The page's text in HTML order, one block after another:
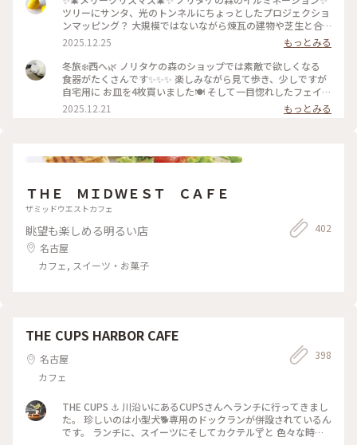
ツリーにサンタ、光のトンネルにちょっとしたプロジェクショ
ンマッピング？ 大規模ではないながら煉瓦の建物や芝生と合
っていて素敵でした🎄 #名古屋 #則武 #ノリタケの森 #クリス
マス #イルミネーション #ことりっぷと一緒 #ことりっぷ
2025.12.25
もっとみる
冬旅❄️西へ🌿 ノリタケの森のショップでは素敵で欲しくなる
食器がたくさんです✨✨✨ 楽しみながら見て歩き、少しですが
自宅用に お皿を4枚買いました🍽️ そして一目惚れしたフェイラ
ーとノリタケ コラボのハンドタオル🩵はやっぱりちょっと お
高いので(笑)悩みましたが…旅の記念🤗 でお持ち帰りしまし
スマスバージョン🎄が可愛いです🤍 バケットを使ったフレン
自宅への おみやげ🤭帰宅後美味しく頂きました♡ #ことりっぷ
と一緒 #ことりっぷ名古屋 #ノリタケの森 #食器 #めーぐる #路
ケ
2025.12.21 もっとみる
ＴＨＥ ＭＩＤＷＥＳＴ ＣＡＦＥ
ザミッドウエストカフェ
眺望も楽しめる明るい店
名古屋
カフェ, スイーツ・お菓子
402
THE CUPS HARBOR CAFE
名古屋
カフェ
398
THE CUPS ⚓️ 川沿いにあるCUPSさんへランチに行ってきまし
た。 珍しいのは小型犬🐕専用のドックランが併設されているん
です。 ランチに、スイーツにそしてカクテル🍸と 色々な時間